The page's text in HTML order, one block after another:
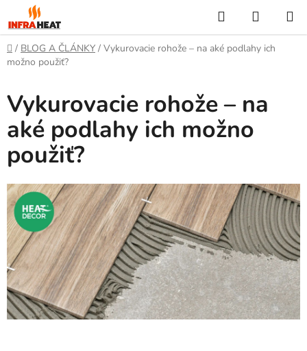
Prejsť
na
obsah
Hľadať
KOŠÍK
Domov
/ BLOG A ČLÁNKY / Vykurovacie rohože – na aké podlahy ich
možno použiť?
Vykurovacie rohože – na
aké podlahy ich možno
použiť?